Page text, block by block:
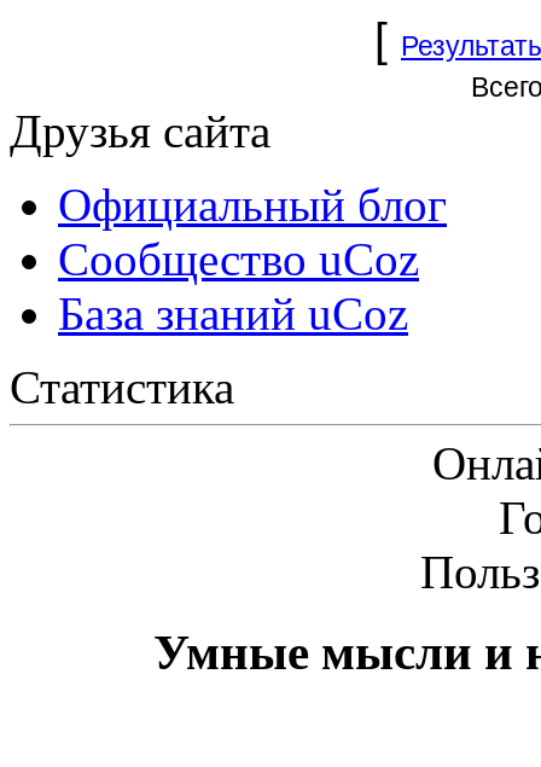
[
Друзья сайта
Официальный блог
Сообщество uCoz
База знаний uCoz
Статистика
Умные мысли и